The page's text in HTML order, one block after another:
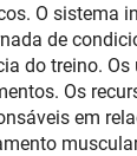
O sistema
de
do treino.
Os
em